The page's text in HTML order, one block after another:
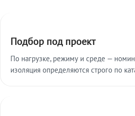
Подбор под проект
По нагрузке, режиму и среде —
изоляция определяются строго по